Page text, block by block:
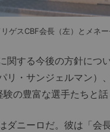
ゲスCBF会長（左）とメネ
する今後の方針につい
リ・サンジェルマン）
の豊富な選手たちと話
ニーロだ。彼は「会